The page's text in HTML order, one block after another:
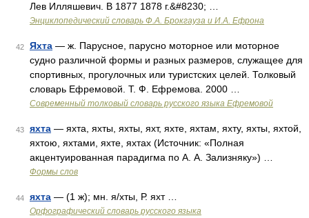
Лев Илляшевич. В 1877 1878 г.&#8230; …
Энциклопедический словарь Ф.А. Брокгауза и И.А. Ефрона
42 Яхта — ж. Парусное, парусно моторное или моторное
судно различной формы и разных размеров, служащее для
спортивных, прогулочных или туристских целей. Толковый
словарь Ефремовой. Т. Ф. Ефремова. 2000 …
Современный толковый словарь русского языка Ефремовой
43 яхта — яхта, яхты, яхты, яхт, яхте, яхтам, яхту, яхты, яхтой,
яхтою, яхтами, яхте, яхтах (Источник: «Полная
акцентуированная парадигма по А. А. Зализняку») …
Формы слов
44 яхта — (1 ж); мн. я/хты, Р. яхт …
Орфографический словарь русского языка